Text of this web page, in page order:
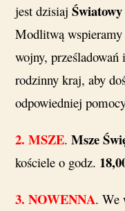
jest dzisiaj
Modlitwą
wojny,
rodzinny kraj, aby
odpowiedniej
2. MSZE.Msze
kościele o godz.
3.NOWENNA. We